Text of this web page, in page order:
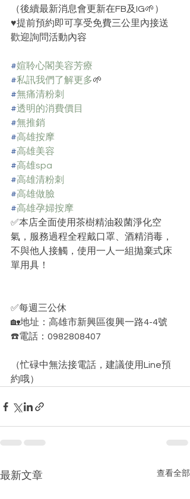
（後續最新消息會更新在FB及IG🌱）﻿
♥️提前預約即可享受免費三公里內接送
歡迎詢問活動內容
#媗聆心閣美容芳療
#私訊我們了解更多🌱﻿
#無痛清粉刺
#透明的消費價目
#無推銷
#高雄按摩
#高雄美容
#高雄spa
#高雄清粉刺
#高雄做臉
#高雄孕婦按摩
✅本店全面使用茶樹精油殺菌淨化空
氣，服務過程全程戴口罩、酒精消毒，
不與他人接觸，使用一人一組拋棄式床
單用具！﻿
✅每週三公休﻿
🏡地址：高雄市新興區復興一路4-4號﻿
☎️電話：0982808407
（忙碌中無法接電話，建議使用Line預
約哦）
最新文章 查看全部